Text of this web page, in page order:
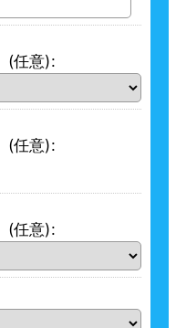
(任意):
(任意):
(任意):